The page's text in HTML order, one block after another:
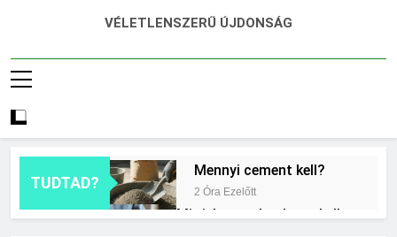
VÉLETLENSZERŰ ÚJDONSÁG
TUDTAD?
Mennyi cement kell?
2 Óra Ezelőtt
Mit jelent a thm hogy kell